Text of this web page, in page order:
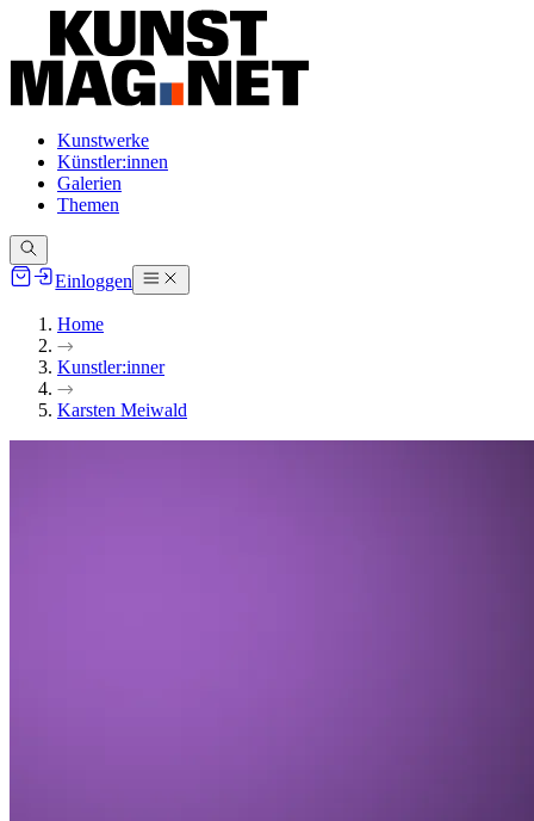
Kunstwerke
Künstler:innen
Galerien
Themen
Einloggen
Home
Kunstler:inner
Karsten Meiwald